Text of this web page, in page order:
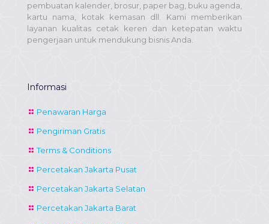
pembuatan kalender, brosur, paper bag, buku agenda,
kartu nama, kotak kemasan dll. Kami memberikan
layanan kualitas cetak keren dan ketepatan waktu
pengerjaan untuk mendukung bisnis Anda.
Informasi
Penawaran Harga
Pengiriman Gratis
Terms & Conditions
Percetakan Jakarta Pusat
Percetakan Jakarta Selatan
Percetakan Jakarta Barat